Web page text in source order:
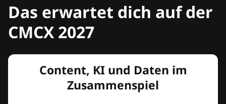
Das erwartet dich auf der
CMCX 2027
Content, KI und Daten im
Zusammenspiel